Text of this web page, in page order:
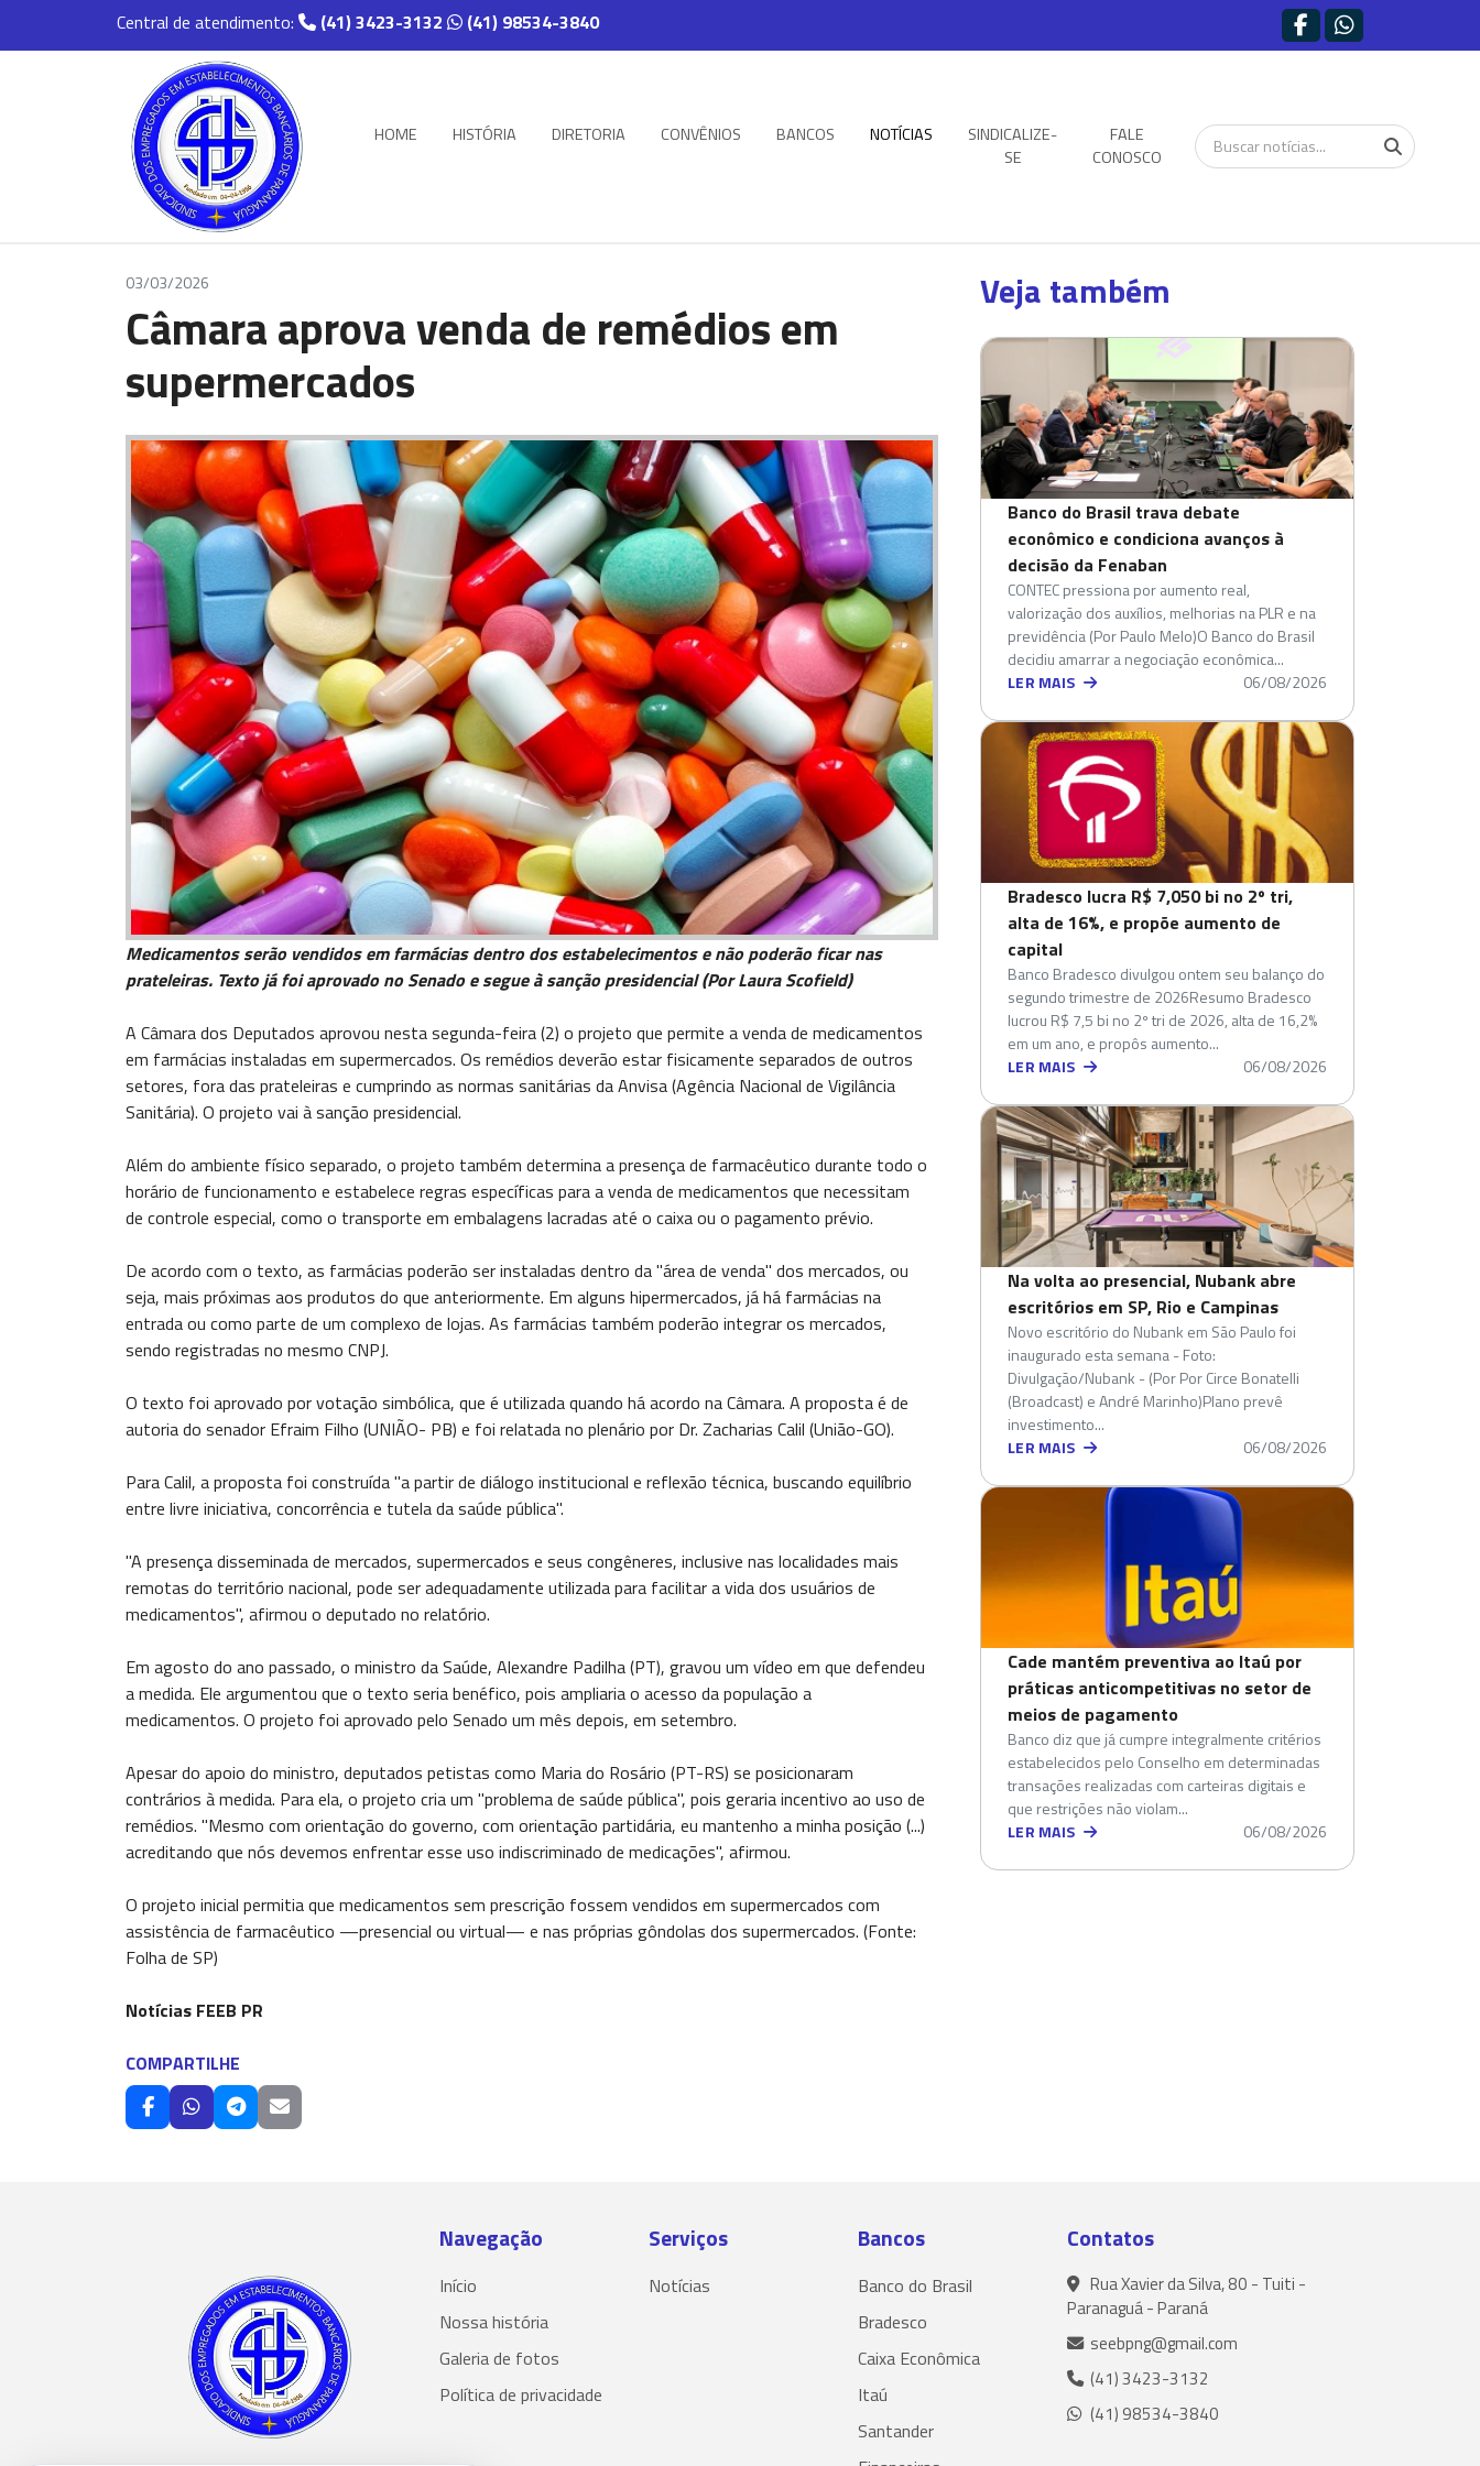
Central de atendimento: (41) 3423-3132 (41) 98534-3840
HOME HISTÓRIA DIRETORIA CONVÊNIOS BANCOS NOTÍCIAS
SINDICALIZE-
SE
FALE
CONOSCO
03/03/2026
Câmara aprova venda de remédios em
supermercados
Medicamentos serão vendidos em farmácias dentro dos estabelecimentos e não poderão ficar nas
prateleiras. Texto já foi aprovado no Senado e segue à sanção presidencial (Por Laura Scofield)
A Câmara dos Deputados aprovou nesta segunda-feira (2) o projeto que permite a venda de medicamentos
em farmácias instaladas em supermercados. Os remédios deverão estar fisicamente separados de outros
setores, fora das prateleiras e cumprindo as normas sanitárias da Anvisa (Agência Nacional de Vigilância
Sanitária). O projeto vai à sanção presidencial.
Além do ambiente físico separado, o projeto também determina a presença de farmacêutico durante todo o
horário de funcionamento e estabelece regras específicas para a venda de medicamentos que necessitam
de controle especial, como o transporte em embalagens lacradas até o caixa ou o pagamento prévio.
De acordo com o texto, as farmácias poderão ser instaladas dentro da "área de venda" dos mercados, ou
seja, mais próximas aos produtos do que anteriormente. Em alguns hipermercados, já há farmácias na
entrada ou como parte de um complexo de lojas. As farmácias também poderão integrar os mercados,
sendo registradas no mesmo CNPJ.
O texto foi aprovado por votação simbólica, que é utilizada quando há acordo na Câmara. A proposta é de
autoria do senador Efraim Filho (UNIÃO- PB) e foi relatada no plenário por Dr. Zacharias Calil (União-GO).
Para Calil, a proposta foi construída "a partir de diálogo institucional e reflexão técnica, buscando equilíbrio
entre livre iniciativa, concorrência e tutela da saúde pública".
"A presença disseminada de mercados, supermercados e seus congêneres, inclusive nas localidades mais
remotas do território nacional, pode ser adequadamente utilizada para facilitar a vida dos usuários de
medicamentos", afirmou o deputado no relatório.
Em agosto do ano passado, o ministro da Saúde, Alexandre Padilha (PT), gravou um vídeo em que defendeu
a medida. Ele argumentou que o texto seria benéfico, pois ampliaria o acesso da população a
medicamentos. O projeto foi aprovado pelo Senado um mês depois, em setembro.
Apesar do apoio do ministro, deputados petistas como Maria do Rosário (PT-RS) se posicionaram
contrários à medida. Para ela, o projeto cria um "problema de saúde pública", pois geraria incentivo ao uso de
remédios. "Mesmo com orientação do governo, com orientação partidária, eu mantenho a minha posição (...)
acreditando que nós devemos enfrentar esse uso indiscriminado de medicações", afirmou.
O projeto inicial permitia que medicamentos sem prescrição fossem vendidos em supermercados com
assistência de farmacêutico —presencial ou virtual— e nas próprias gôndolas dos supermercados. (Fonte:
Folha de SP)
Notícias FEEB PR
COMPARTILHE
Veja também
Banco do Brasil trava debate
econômico e condiciona avanços à
decisão da Fenaban
CONTEC pressiona por aumento real,
valorização dos auxílios, melhorias na PLR e na
previdência (Por Paulo Melo)O Banco do Brasil
decidiu amarrar a negociação econômica...
LER MAIS
06/08/2026
Bradesco lucra R$ 7,050 bi no 2º tri,
alta de 16%, e propõe aumento de
capital
Banco Bradesco divulgou ontem seu balanço do
segundo trimestre de 2026Resumo Bradesco
lucrou R$ 7,5 bi no 2º tri de 2026, alta de 16,2%
em um ano, e propôs aumento...
LER MAIS
06/08/2026
Na volta ao presencial, Nubank abre
escritórios em SP, Rio e Campinas
Novo escritório do Nubank em São Paulo foi
inaugurado esta semana - Foto:
Divulgação/Nubank - (Por Por Circe Bonatelli
(Broadcast) e André Marinho)Plano prevê
investimento...
LER MAIS
06/08/2026
Cade mantém preventiva ao Itaú por
práticas anticompetitivas no setor de
meios de pagamento
Banco diz que já cumpre integralmente critérios
estabelecidos pelo Conselho em determinadas
transações realizadas com carteiras digitais e
que restrições não violam...
LER MAIS
06/08/2026
Navegação
Início
Nossa história
Galeria de fotos
Política de privacidade
Serviços
Notícias
Bancos
Banco do Brasil
Bradesco
Caixa Econômica
Itaú
Santander
Contatos
Rua Xavier da Silva, 80 - Tuiti -
Paranaguá - Paraná
seebpng@gmail.com
(41) 3423-3132
(41) 98534-3840